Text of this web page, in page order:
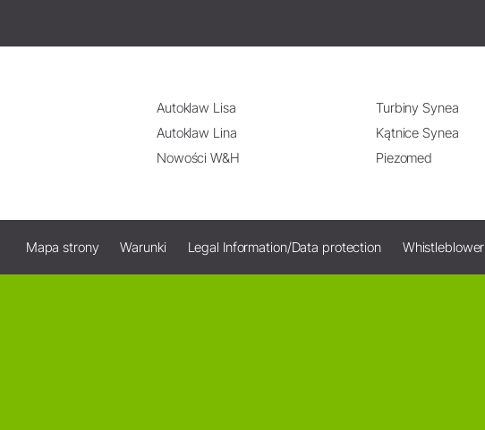
Autoklaw Lisa
Autoklaw Lina
Nowości W&H
Turbiny Synea
Kątnice Synea
Piezomed
Mapa strony Warunki Legal Information/Data protection Whistleblower